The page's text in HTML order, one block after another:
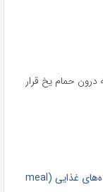
حمام یخ قرار
۱۲. آیا می‌توان از ارزن پخته‌شده برای برنامه‌ریزی وعده‌های غذایی (meal